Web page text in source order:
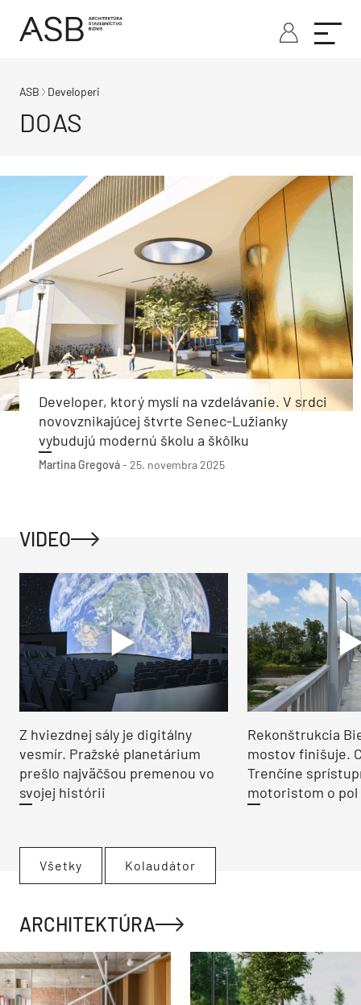
ASB Developeri
DOAS
Developer, ktorý myslí na vzdelávanie. V srdci
novovznikajúcej štvrte Senec-Lužianky
vybudujú modernú školu a škôlku
Martina Gregová- 25. novembra 2025
VIDEO
Z hviezdnej sály je digitálny
vesmír. Pražské planetárium
prešlo najväčšou premenou vo
svojej histórii
Rekonštrukcia
mostov finišuje.
Trenčíne
motoristom o pol
Všetky Kolaudátor
ARCHITEKTÚRA